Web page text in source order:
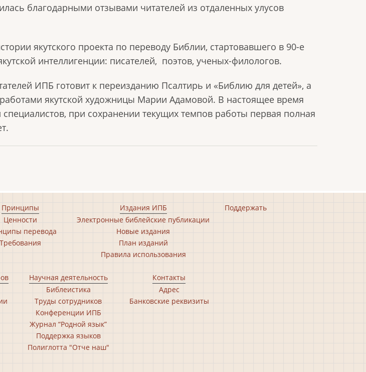
благодарными отзывами читателей из отдаленных улусов
якутского проекта по переводу Библии, стартовавшего в 90-е
интеллигенции: писателей, поэтов, ученых-филологов.
ИПБ готовит к переизданию Псалтирь и «Библию для детей», а
якутской художницы Марии Адамовой. В настоящее время
при сохранении текущих темпов работы первая полная
Принципы
Ценности
перевода
Требования
Издания ИПБ
Электронные библейские публикации
Новые издания
План изданий
Правила использования
Поддержать
Научная деятельность
Библеистика
Труды сотрудников
Конференции ИПБ
Журнал “Родной язык”
Поддержка языков
Полиглотта "Отче наш"
Контакты
Адрес
Банковские реквизиты